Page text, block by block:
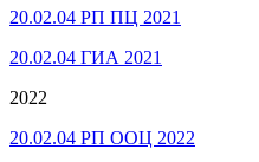
20.02.04 РП ПЦ 2021
20.02.04 ГИА 2021
2022
20.02.04 РП ООЦ 2022